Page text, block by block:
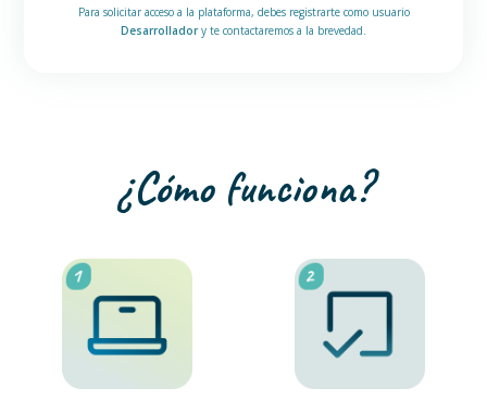
Para solicitar acceso a la plataforma, debes registrarte como usuario
Desarrolladory te contactaremos a la brevedad.
¿Cómo funciona?